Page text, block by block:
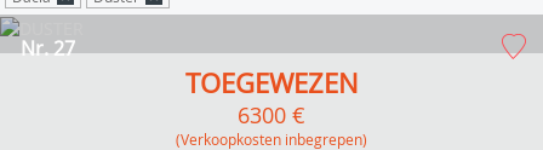
Nr. 27
TOEGEWEZEN
6300 €
(verkoopkosten inbegrepen)